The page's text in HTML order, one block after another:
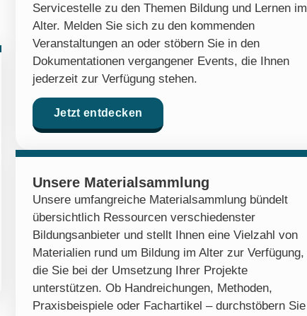
Servicestelle zu den Themen Bildung und Lernen im
Alter. Melden Sie sich zu den kommenden
Veranstaltungen an oder stöbern Sie in den
Dokumentationen vergangener Events, die Ihnen
jederzeit zur Verfügung stehen.
Jetzt entdecken
Unsere Materialsammlung
Unsere umfangreiche Materialsammlung bündelt
übersichtlich Ressourcen verschiedenster
Bildungsanbieter und stellt Ihnen eine Vielzahl von
Materialien rund um Bildung im Alter zur Verfügung,
die Sie bei der Umsetzung Ihrer Projekte
unterstützen. Ob Handreichungen, Methoden,
Praxisbeispiele oder Fachartikel – durchstöbern Sie